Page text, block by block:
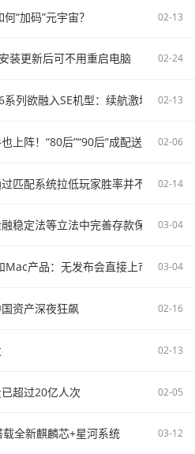
“加码”元宇宙？ 02-13
装更新后可不用重启电脑 02-24
列欲融入SE机型：续航激增、8G内
02-13
上阵！“80后”“90后”成配送主力02-06
匹配系统拉低玩家胜率并不存在02-14
稳定法等立法中完善存款保险制度
03-04
产品：无发布会直接上市 03-04
资产深夜狂飙 02-16
02-13
超过20亿人次 02-05
全新麒麟芯+星河系统 03-12